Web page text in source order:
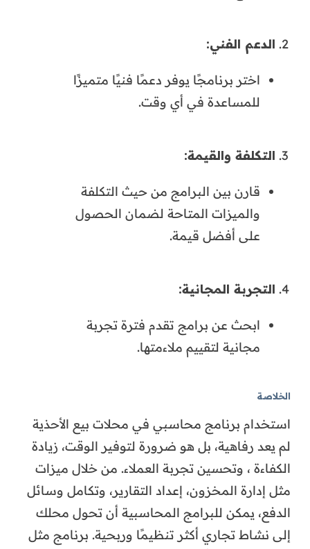
الدعم الفني:
اختر برنامجًا يوفر دعمًا فنيًا متميزًا
للمساعدة في أي وقت.
التكلفة والقيمة:
قارن بين البرامج من حيث التكلفة
والميزات المتاحة لضمان الحصول
على أفضل قيمة.
التجربة المجانية:
ابحث عن برامج تقدم فترة تجربة
مجانية لتقييم ملاءمتها.
الخلاصة
استخدام برنامج محاسبي في محلات بيع الأحذية
لم يعد رفاهية، بل هو ضرورة لتوفير الوقت، زيادة
الكفاءة ، وتحسين تجربة العملاء. من خلال ميزات
مثل إدارة المخزون، إعداد التقارير، وتكامل وسائل
الدفع، يمكن للبرامج المحاسبية أن تحول محلك
إلى نشاط تجاري أكثر تنظيمًا وربحية. برنامج مثل